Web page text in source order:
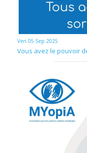
Ven 05 Sep 2025
Vous avez le pouvoir